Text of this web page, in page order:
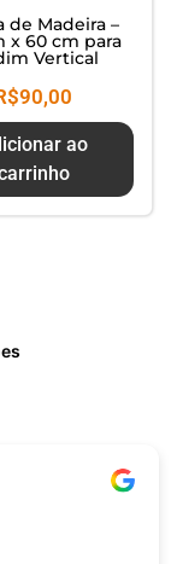
de Madeira –
x 60 cm para
Vertical
90,00
ao